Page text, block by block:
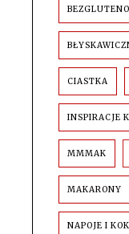
CIASTKA
INSPIRACJE
MMMAK
MAKARONY
NAPOJE I